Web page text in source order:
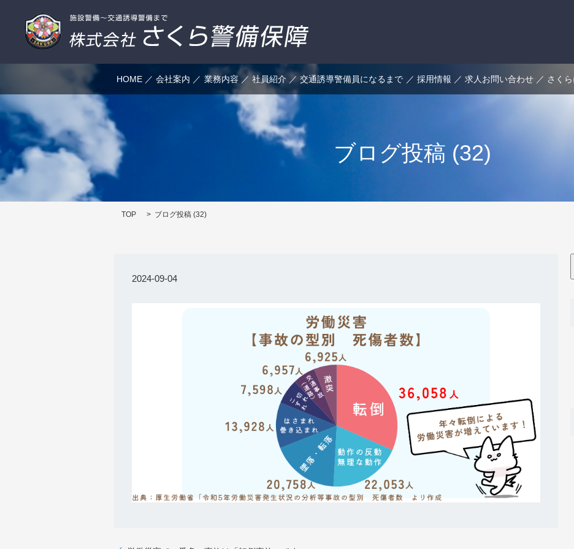
HOME 会社案内 業務内容 社員紹介 交通誘導警備員になるまで 採用情報 求人お問い合わせ さく
ブログ投稿 (32)
TOP ブログ投稿 (32)
2024-09-04